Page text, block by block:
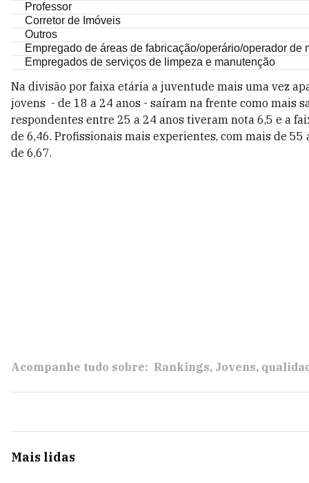
Professor
Corretor de Imóveis
Outros
Empregado de áreas de fabricação/operário/operador de
Empregados de serviços de limpeza e manutenção
Na divisão por faixa etária a juventude mais uma vez
jovens - de 18 a 24 anos - saíram na frente como mais
respondentes entre 25 a 24 anos tiveram nota 6,5 e a
de 6,46. Profissionais mais experientes, com mais de 55
de 6,67.
Acompanhe tudo sobre: Rankings Jovens
Mais lidas